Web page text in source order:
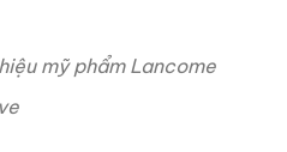
mỹ phẩm Lancome